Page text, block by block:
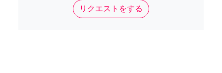
リクエストをする